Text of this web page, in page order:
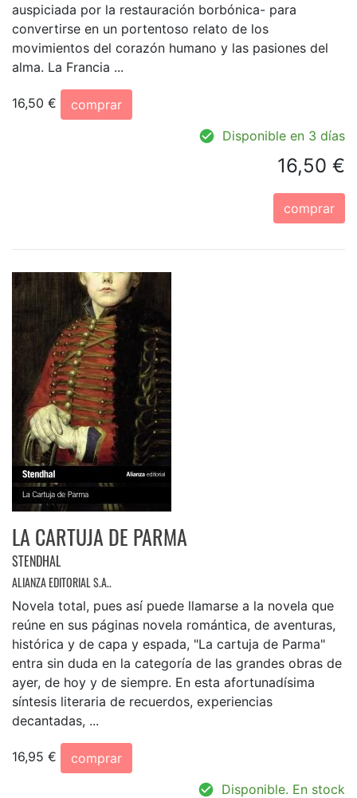
auspiciada por la restauración borbónica- para
convertirse en un portentoso relato de los
movimientos del corazón humano y las pasiones del
alma. La Francia ...
16,50 €
comprar
Disponible en 3 días
16,50 €
comprar
LA CARTUJA DE PARMA
STENDHAL
ALIANZA EDITORIAL S.A..
Novela total, pues así puede llamarse a la novela que
reúne en sus páginas novela romántica, de aventuras,
histórica y de capa y espada, "La cartuja de Parma"
entra sin duda en la categoría de las grandes obras de
ayer, de hoy y de siempre. En esta afortunadísima
síntesis literaria de recuerdos, experiencias
decantadas, ...
16,95 €
comprar
Disponible. En stock